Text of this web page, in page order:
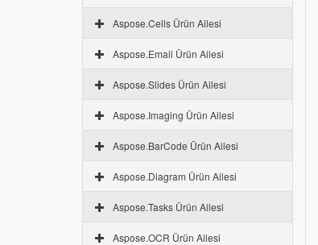
Aspose.Cells Ürün Ailesi
Aspose.Email Ürün Ailesi
Aspose.Slides Ürün Ailesi
Aspose.Imaging Ürün Ailesi
Aspose.BarCode Ürün Ailesi
Aspose.Diagram Ürün Ailesi
Aspose.Tasks Ürün Ailesi
Aspose.OCR Ürün Ailesi